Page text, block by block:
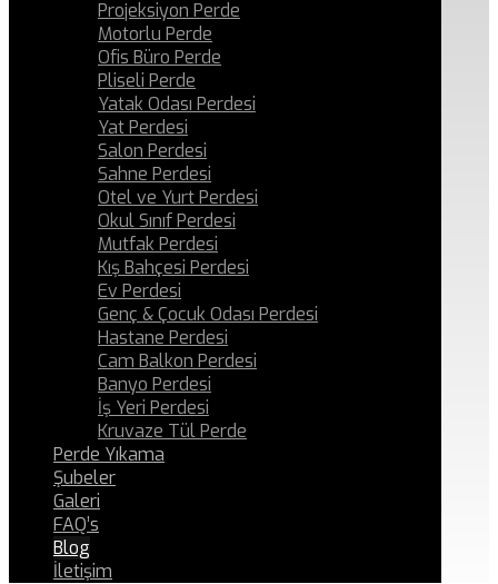
Projeksiyon Perde
Motorlu Perde
Ofis Büro Perde
Pliseli Perde
Yatak Odası Perdesi
Yat Perdesi
Salon Perdesi
Sahne Perdesi
Otel ve Yurt Perdesi
Okul Sınıf Perdesi
Mutfak Perdesi
Kış Bahçesi Perdesi
Ev Perdesi
Genç & Çocuk Odası Perdesi
Hastane Perdesi
Cam Balkon Perdesi
Banyo Perdesi
İş Yeri Perdesi
Kruvaze Tül Perde
Perde Yıkama
Şubeler
Galeri
FAQ’s
Blog
İletişim